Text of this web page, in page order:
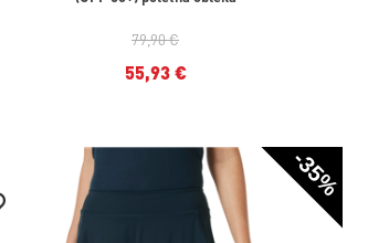
79,90 €
55,93 €
-35%